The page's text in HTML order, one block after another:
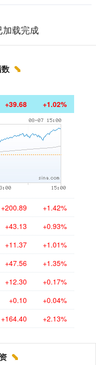
加载完成
+39.68 +1.02%
+200.89 +1.42%
+43.13 +0.93%
+11.37 +1.01%
+47.56 +1.35%
+12.30 +0.17%
+0.10 +0.04%
+164.40 +2.13%